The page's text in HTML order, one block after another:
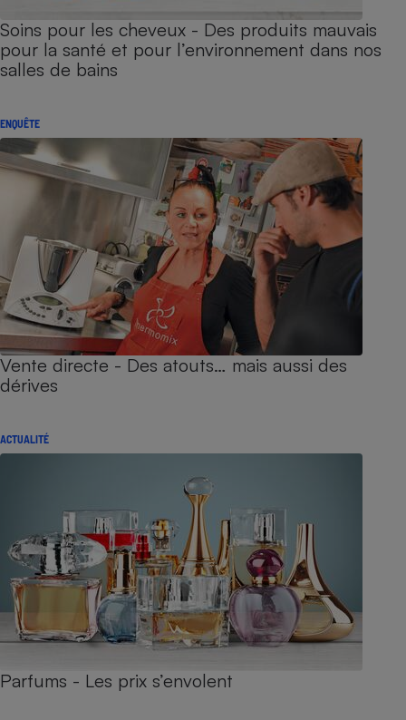
Soins pour les cheveux - Des produits mauvais
pour la santé et pour l’environnement dans nos
salles de bains
ENQUÊTE
Vente directe - Des atouts… mais aussi des
dérives
ACTUALITÉ
Parfums - Les prix s’envolent